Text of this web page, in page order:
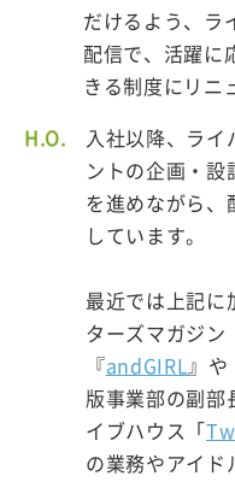
だけるよう、ラ
配信で、活躍に
きる制度にリニ
H.O.
入社以降、ライ
ントの企画・設
を進めながら、
しています。
最近では上記に
ターズマガジン
『andGIRL 』や
版事業部の副部
イブハウス「
の業務やアイド